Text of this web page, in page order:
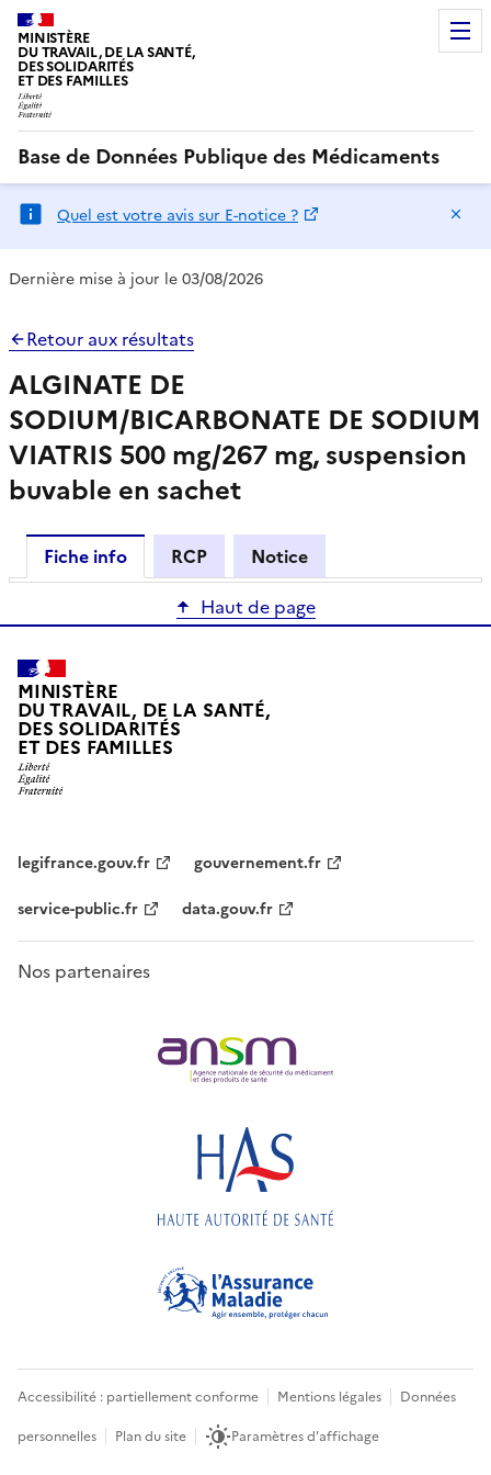
MINISTÈRE
DU TRAVAIL, DE LA SANTÉ,
DES SOLIDARITÉS
ET DES FAMILLES
Base de Données Publique des Médicaments
Quel est votre avis sur E-notice ?
Dernière mise à jour le 03/08/2026
Retour aux résultats
ALGINATE DE
SODIUM/BICARBONATE DE SODIUM
VIATRIS 500 mg/267 mg, suspension
buvable en sachet
Fiche info RCP
Notice
Haut de page
MINISTÈRE
DU TRAVAIL, DE LA SANTÉ,
DES SOLIDARITÉS
ET DES FAMILLES
legifrance.gouv.fr
gouvernement.fr
service-public.fr
data.gouv.fr
Nos partenaires
Accessibilité : partiellement conforme Mentions légales
Données
personnelles
Plan du site Paramètres d'affichage